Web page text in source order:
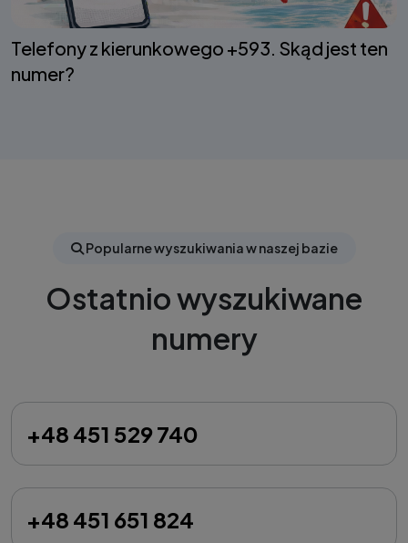
Telefony z kierunkowego +593. Skąd jest ten
numer?
Popularne wyszukiwania w naszej bazie
Ostatnio wyszukiwane
numery
+48 451 529 740
+48 451 651 824